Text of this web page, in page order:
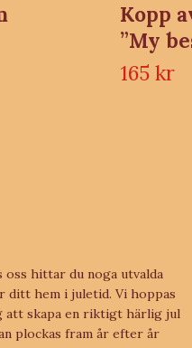
Kopp
”My
165 kr
oss hittar du noga utvalda
ditt hem i juletid. Vi hoppas
att skapa en riktigt härlig jul
plockas fram år efter år